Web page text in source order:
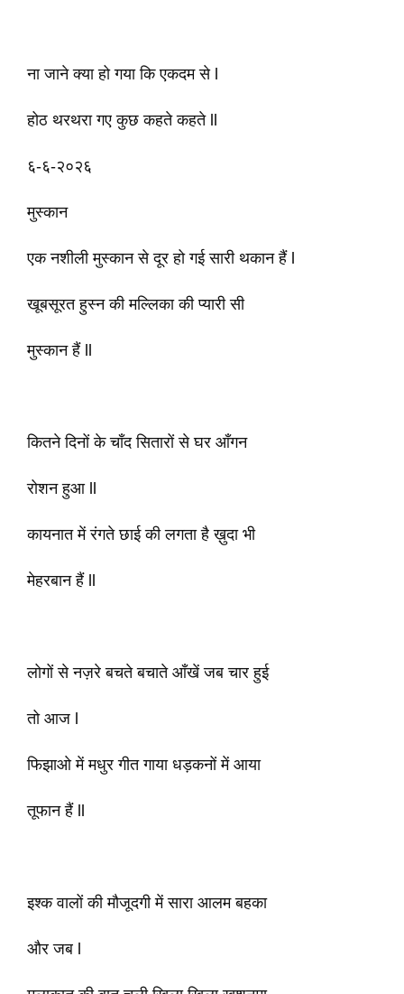
ना जाने क्या हो गया कि एकदम से l
होठ थरथरा गए कुछ कहते कहते ll
६-६-२०२६
मुस्कान
एक नशीली मुस्कान से दूर हो गई सारी थकान हैं l
खूबसूरत हुस्न की मल्लिका की प्यारी सी
मुस्कान हैं ll
कितने दिनों के चाँद सितारों से घर आँगन
रोशन हुआ ll
कायनात में रंगते छाई की लगता है ख़ुदा भी
मेहरबान हैं ll
लोगों से नज़रे बचते बचाते आँखें जब चार हुई
तो आज l
फिझाओ में मधुर गीत गाया धड़कनों में आया
तूफान हैं ll
इश्क वालों की मौजूदगी में सारा आलम बहका
और जब l